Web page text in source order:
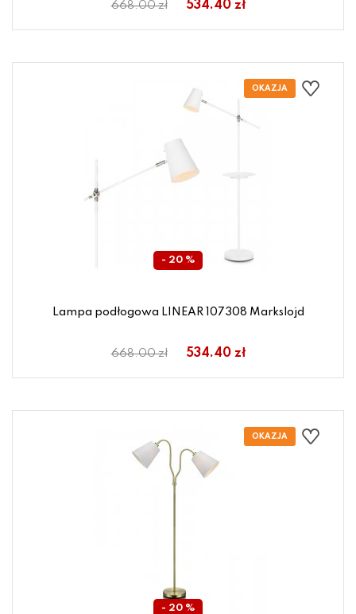
668.00 zł 534.40 zł
- 20 %
Lampa podłogowa LINEAR 107308 Markslojd
668.00 zł 534.40 zł
- 20 %